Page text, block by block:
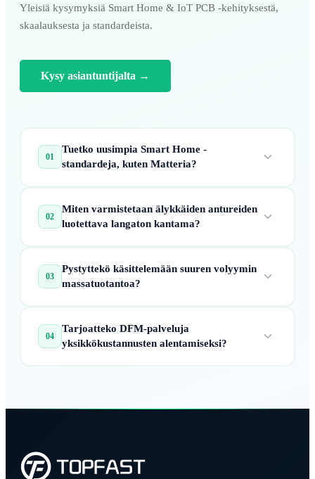
Yleisiä kysymyksiä Smart Home & IoT PCB -kehityksestä,
skaalauksesta ja standardeista.
Kysy asiantuntijalta →
01
Tuetko uusimpia Smart Home -
standardeja, kuten Matteria?
Matter-protokollan suunnittelusta Threadin ja Wi-
Fi 6:n kautta, mikä varmistaa, että laitteistosi
teollisuusstandardin.
02
Miten varmistetaan älykkäiden antureiden
luotettava langaton kantama?
layout-suunnitteluun, mukaan lukien antennin
sovitus ja jäljitysimpedanssin hallinta,
vähentämään häiriöitä ruuhkaisissa kodin
langattomissa ympäristöissä.
03
Pystyttekö käsittelemään suuren volyymin
massatuotantoa?
mittakaavaan, ja kuukausittainen kapasiteetti on yli
1,5 miljoonaa yksikköä, mikä tekee meistä
04
Tarjoatteko DFM-palveluja
yksikkökustannusten alentamiseksi?
Design for Manufacturing (DFM) -arviointeja
kokonaiskustannusten alentamiseksi yksikköä